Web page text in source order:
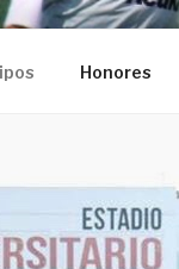
Honores